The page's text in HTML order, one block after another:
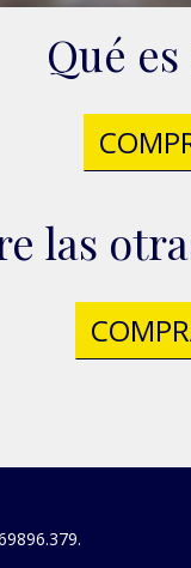
Qué
las